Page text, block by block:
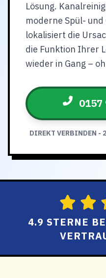
Lösung.
moderne Spül-
lokalisiert die
die Funktion Ihrer
wieder in Gang –
0157
DIREKT VERBINDEN -
4.9 STERNE